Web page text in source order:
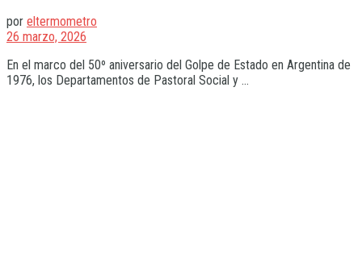
por eltermometro
26 marzo, 2026
En el marco del 50º aniversario del Golpe de Estado en Argentina de
1976, los Departamentos de Pastoral Social y ...